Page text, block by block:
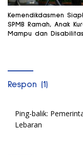
Kemendikdasmen
SPMB Ramah, Anak
Mampu dan
Respon (1)
Ping-balik:
Lebaran